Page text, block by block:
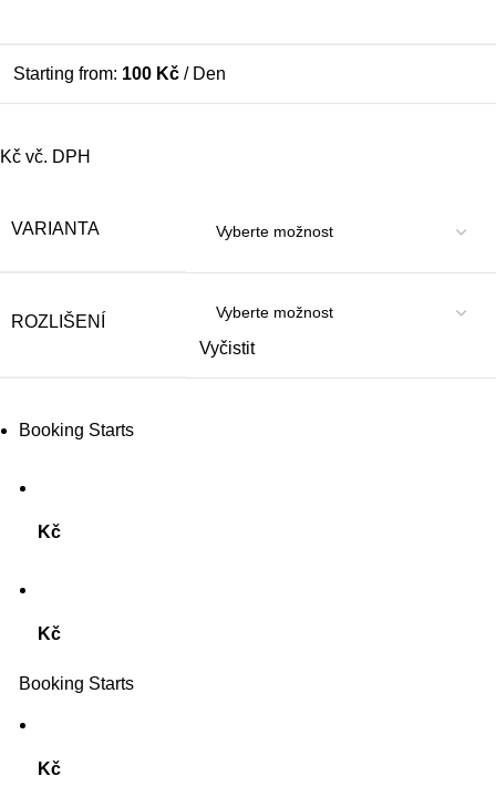
Starting from: 100 Kč / Den
Kč vč. DPH
VARIANTA
ROZLIŠENÍ
Vyčistit
Booking Starts
Kč
Kč
Booking Starts
Kč